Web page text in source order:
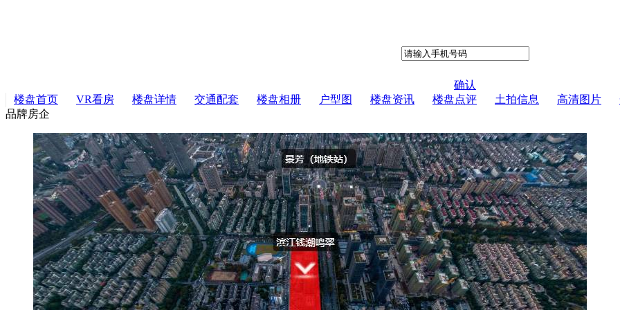
确认
楼盘首页
VR看房 楼盘详情 交通配套 楼盘相册 户型图 楼盘资讯 楼盘点评 土拍信息 高清图片
品牌房企